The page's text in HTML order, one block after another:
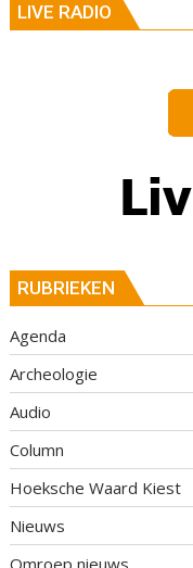
LIVE RADIO
RUBRIEKEN
Agenda
Archeologie
Audio
Column
Hoeksche Waard Kiest
Nieuws
Omroep nieuws